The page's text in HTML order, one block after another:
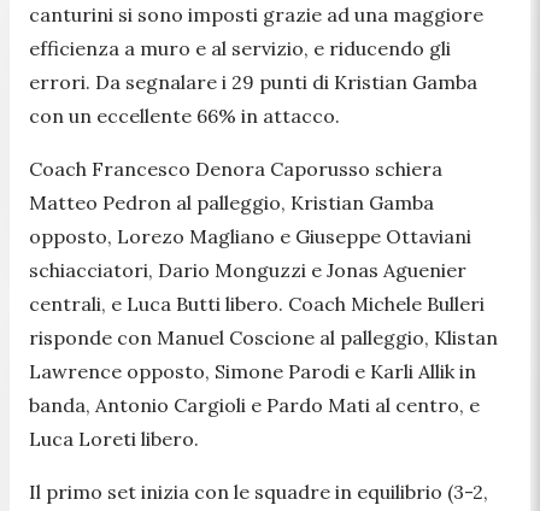
canturini si sono imposti grazie ad una maggiore
efficienza a muro e al servizio, e riducendo gli
errori. Da segnalare i 29 punti di Kristian Gamba
con un eccellente 66% in attacco.
Coach Francesco Denora Caporusso schiera
Matteo Pedron al palleggio, Kristian Gamba
opposto, Lorezo Magliano e Giuseppe Ottaviani
schiacciatori, Dario Monguzzi e Jonas Aguenier
centrali, e Luca Butti libero. Coach Michele Bulleri
risponde con Manuel Coscione al palleggio, Klistan
Lawrence opposto, Simone Parodi e Karli Allik in
banda, Antonio Cargioli e Pardo Mati al centro, e
Luca Loreti libero.
Il primo set inizia con le squadre in equilibrio (3-2,